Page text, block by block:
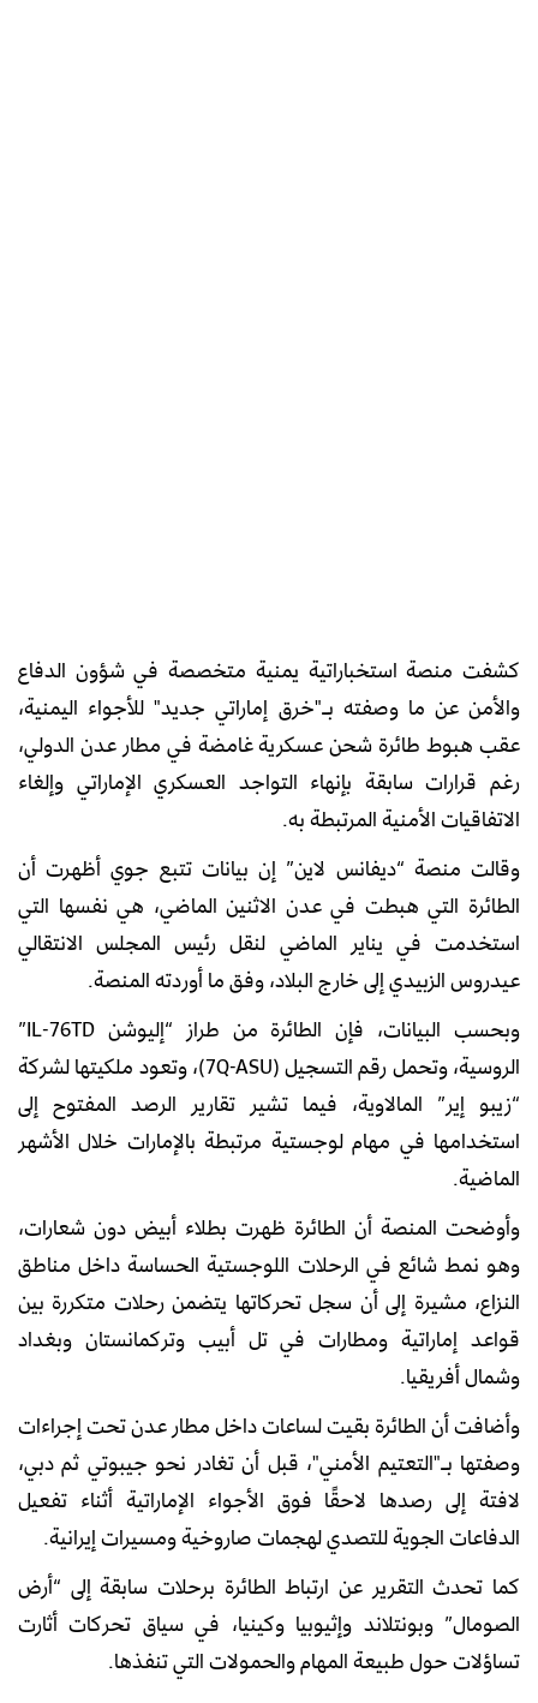
كشفت منصة استخباراتية يمنية متخصصة في شؤون الدفاع
والأمن عن ما وصفته بـ"خرق إماراتي جديد" للأجواء اليمنية،
عقب هبوط طائرة شحن عسكرية غامضة في مطار عدن الدولي،
رغم قرارات سابقة بإنهاء التواجد العسكري الإماراتي وإلغاء
الاتفاقيات الأمنية المرتبطة به.
وقالت منصة “ديفانس لاين” إن بيانات تتبع جوي أظهرت أن
الطائرة التي هبطت في عدن الاثنين الماضي، هي نفسها التي
استخدمت في يناير الماضي لنقل رئيس المجلس الانتقالي
عيدروس الزبيدي إلى خارج البلاد، وفق ما أوردته المنصة.
وبحسب البيانات، فإن الطائرة من طراز “إليوشن IL-76TD”
الروسية، وتحمل رقم التسجيل (7Q-ASU)، وتعود ملكيتها لشركة
“زيبو إير” المالاوية، فيما تشير تقارير الرصد المفتوح إلى
استخدامها في مهام لوجستية مرتبطة بالإمارات خلال الأشهر
الماضية.
وأوضحت المنصة أن الطائرة ظهرت بطلاء أبيض دون شعارات،
وهو نمط شائع في الرحلات اللوجستية الحساسة داخل مناطق
النزاع، مشيرة إلى أن سجل تحركاتها يتضمن رحلات متكررة بين
قواعد إماراتية ومطارات في تل أبيب وتركمانستان وبغداد
وشمال أفريقيا.
وأضافت أن الطائرة بقيت لساعات داخل مطار عدن تحت إجراءات
وصفتها بـ"التعتيم الأمني"، قبل أن تغادر نحو جيبوتي ثم دبي،
لافتة إلى رصدها لاحقًا فوق الأجواء الإماراتية أثناء تفعيل
الدفاعات الجوية للتصدي لهجمات صاروخية ومسيرات إيرانية.
كما تحدث التقرير عن ارتباط الطائرة برحلات سابقة إلى “أرض
الصومال” وبونتلاند وإثيوبيا وكينيا، في سياق تحركات أثارت
تساؤلات حول طبيعة المهام والحمولات التي تنفذها.